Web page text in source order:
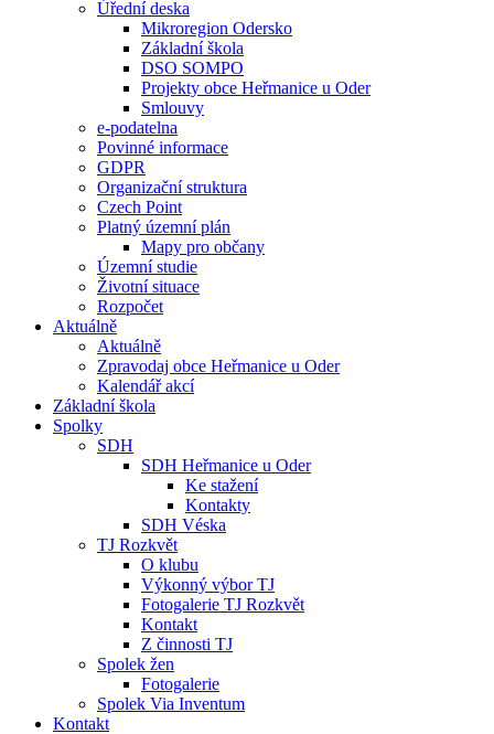
Úřední deska
Mikroregion Odersko
Základní škola
DSO SOMPO
Projekty obce Heřmanice u Oder
Smlouvy
e-podatelna
Povinné informace
GDPR
Organizační struktura
Czech Point
Platný územní plán
Mapy pro občany
Územní studie
Životní situace
Rozpočet
Aktuálně
Aktuálně
Zpravodaj obce Heřmanice u Oder
Kalendář akcí
Základní škola
Spolky
SDH
SDH Heřmanice u Oder
Ke stažení
Kontakty
SDH Véska
TJ Rozkvět
O klubu
Výkonný výbor TJ
Fotogalerie TJ Rozkvět
Kontakt
Z činnosti TJ
Spolek žen
Fotogalerie
Spolek Via Inventum
Kontakt